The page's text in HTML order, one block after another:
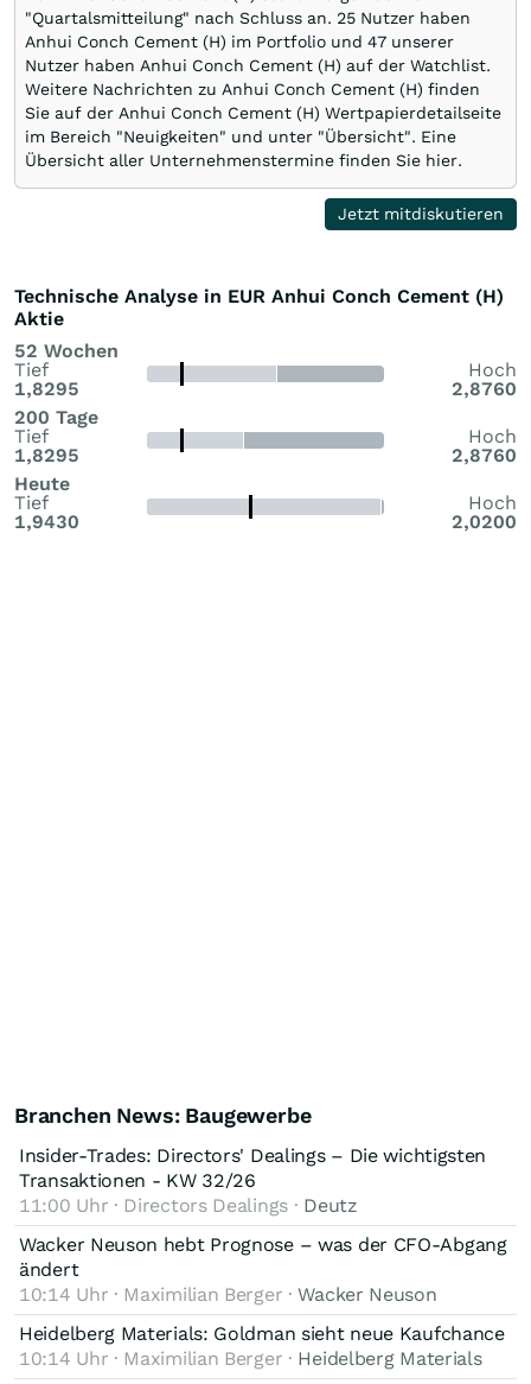
"Quartalsmitteilung" nach Schluss an. 25 Nutzer haben
Anhui Conch Cement (H) im Portfolio und 47 unserer
Nutzer haben Anhui Conch Cement (H) auf der Watchlist.
Weitere Nachrichten zu Anhui Conch Cement (H) finden
Sie auf der Anhui Conch Cement (H) Wertpapierdetailseite
im Bereich "Neuigkeiten" und unter "Übersicht". Eine
Übersicht aller Unternehmenstermine finden Sie hier.
Jetzt mitdiskutieren
Technische Analyse in EUR Anhui Conch Cement (H)
Aktie
52 Wochen
Tief
1,8295
Hoch
2,8760
200 Tage
Tief
1,8295
Hoch
2,8760
Heute
Tief
1,9430
Hoch
2,0200
Branchen News: Baugewerbe
Insider-Trades: Directors' Dealings – Die wichtigsten
Transaktionen - KW 32/26
11:00 Uhr · Directors Dealings · Deutz
Wacker Neuson hebt Prognose – was der CFO-Abgang
ändert
10:14 Uhr · Maximilian Berger ·Wacker Neuson
Heidelberg Materials: Goldman sieht neue Kaufchance
10:14 Uhr · Maximilian Berger · Heidelberg Materials